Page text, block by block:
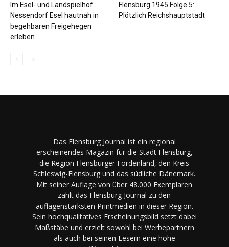
Im Esel- und Landspielhof
Nessendorf Esel hautnah in
begehbaren Freigehegen
erleben
Flensburg 1945 Folge 5:
Plötzlich Reichshauptstadt
Das Flensburg Journal ist ein regional
erscheinendes Magazin für die Stadt Flensburg,
die Region Flensburger Fördenland, den Kreis
Schleswig-Flensburg und das südliche Dänemark.
Mit seiner Auflage von über 48.000 Exemplaren
zählt das Flensburg Journal zu den
auflagenstärksten Printmedien in dieser Region.
Sein hochqualitatives Erscheinungsbild setzt dabei
Maßstäbe und erzielt sowohl bei Werbepartnern
als auch bei seinen Lesern eine hohe